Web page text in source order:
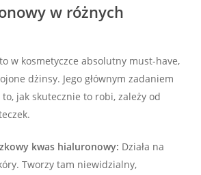
w różnych
w kosmetyczce absolutny must-have,
dżinsy. Jego głównym zadaniem
jak skutecznie to robi, zależy od
kwas hialuronowy: Działa na
Tworzy tam niewidzialny,